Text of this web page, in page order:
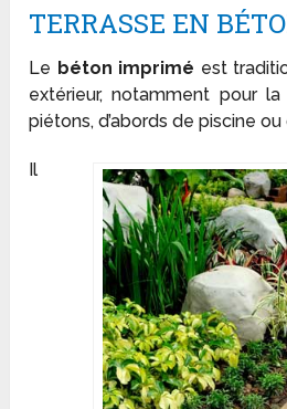
TERRASSE EN
Le béton imprimé est
extérieur, notamment pour la
piétons, d’abords de piscine ou
Il